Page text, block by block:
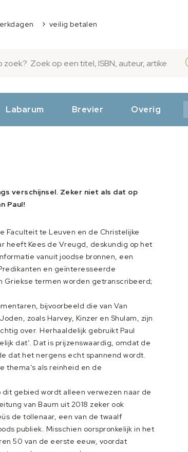
veilig betalen
Labarum Brevier Overig
verschijnsel. Zeker niet als dat op
Paul!
Faculteit te Leuven en de Christelijke
heeft Kees de Vreugd, deskundig op het
vanuit joodse bronnen, een
en geïnteresseerde
termen worden getranscribeerd;
bijvoorbeeld die van Van
zoals Harvey, Kinzer en Shulam, zijn
over. Herhaaldelijk gebruikt Paul
dat’. Dat is prijzenswaardig, omdat de
dat het nergens echt spannend wordt.
thema’s als reinheid en de
gebied wordt alleen verwezen naar de
van Baum uit 2018 zeker ook
de tollenaar, een van de twaalf
publiek. Misschien oorspronkelijk in het
50 van de eerste eeuw, voordat